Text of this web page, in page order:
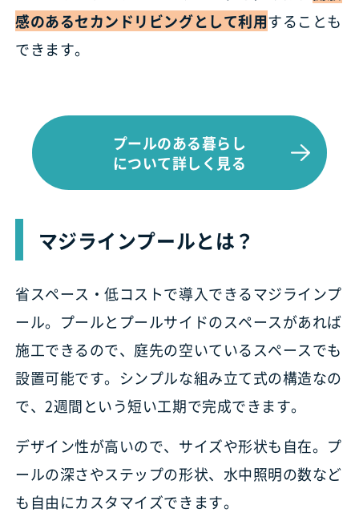
感のあるセカンドリビングとして利用することも
できます。
プールのある暮らし
について詳しく見る
マジラインプールとは？
省スペース・低コストで導入できるマジラインプ
ール。プールとプールサイドのスペースがあれば
施工できるので、庭先の空いているスペースでも
設置可能です。シンプルな組み立て式の構造なの
で、2週間という短い工期で完成できます。
デザイン性が高いので、サイズや形状も自在。プ
ールの深さやステップの形状、水中照明の数など
も自由にカスタマイズできます。